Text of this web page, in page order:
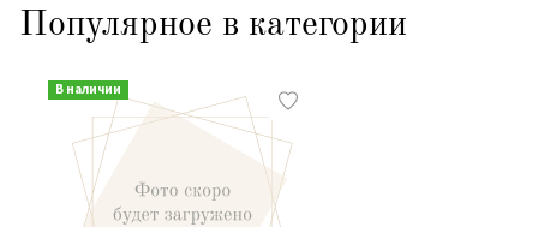
Популярное в категории
В наличии